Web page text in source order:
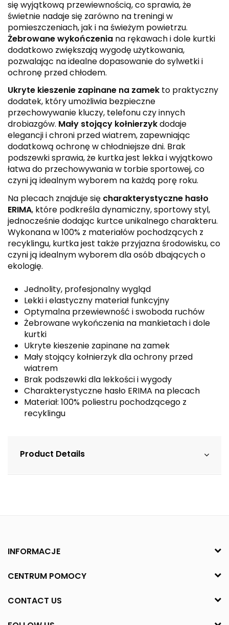
się wyjątkową przewiewnością, co sprawia, że
świetnie nadaje się zarówno na treningi w
pomieszczeniach, jak i na świeżym powietrzu.
Żebrowane wykończenia na rękawach i dole kurtki
dodatkowo zwiększają wygodę użytkowania,
pozwalając na idealne dopasowanie do sylwetki i
ochronę przed chłodem.
Ukryte kieszenie zapinane na zamek to praktyczny
dodatek, który umożliwia bezpieczne
przechowywanie kluczy, telefonu czy innych
drobiazgów. Mały stojący kołnierzykdodaje
elegancji i chroni przed wiatrem, zapewniając
dodatkową ochronę w chłodniejsze dni. Brak
podszewki sprawia, że kurtka jest lekka i wyjątkowo
łatwa do przechowywania w torbie sportowej, co
czyni ją idealnym wyborem na każdą porę roku.
Na plecach znajduje się charakterystyczne hasło
ERIMA, które podkreśla dynamiczny, sportowy styl,
jednocześnie dodając kurtce unikalnego charakteru.
Wykonana w 100% z materiałów pochodzących z
recyklingu, kurtka jest także przyjazna środowisku, co
czyni ją idealnym wyborem dla osób dbających o
ekologię.
Jednolity, profesjonalny wygląd
Lekki i elastyczny materiał funkcyjny
Optymalna przewiewność i swoboda ruchów
Żebrowane wykończenia na mankietach i dole
kurtki
Ukryte kieszenie zapinane na zamek
Mały stojący kołnierzyk dla ochrony przed
wiatrem
Brak podszewki dla lekkości i wygody
Charakterystyczne hasło ERIMA na plecach
Materiał: 100% poliestru pochodzącego z
recyklingu
Product Details
INFORMACJE
CENTRUM POMOCY
CONTACT US